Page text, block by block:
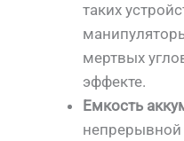
таких
мертвых
эффекте.
Емкость
непрерывной